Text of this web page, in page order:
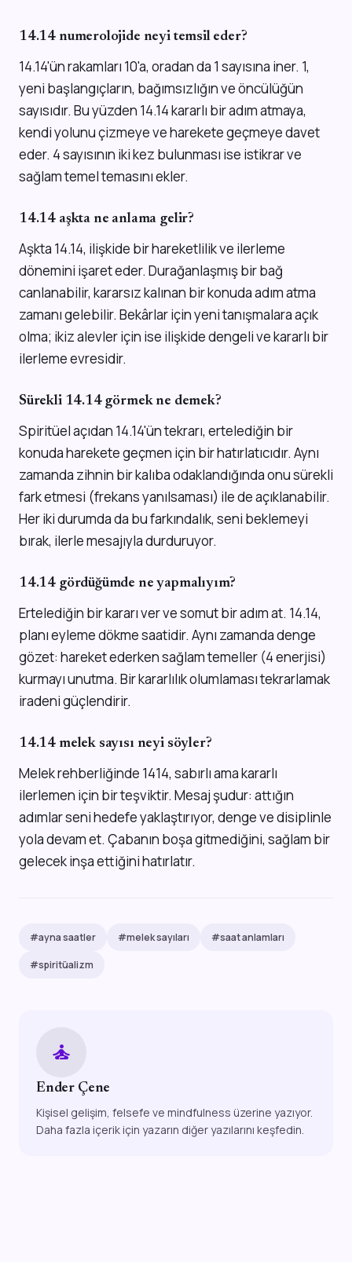
14.14 numerolojide neyi temsil eder?
14.14'ün rakamları 10'a, oradan da 1 sayısına iner. 1,
yeni başlangıçların, bağımsızlığın ve öncülüğün
sayısıdır. Bu yüzden 14.14 kararlı bir adım atmaya,
kendi yolunu çizmeye ve harekete geçmeye davet
eder. 4 sayısının iki kez bulunması ise istikrar ve
sağlam temel temasını ekler.
14.14 aşkta ne anlama gelir?
Aşkta 14.14, ilişkide bir hareketlilik ve ilerleme
dönemini işaret eder. Durağanlaşmış bir bağ
canlanabilir, kararsız kalınan bir konuda adım atma
zamanı gelebilir. Bekârlar için yeni tanışmalara açık
olma; ikiz alevler için ise ilişkide dengeli ve kararlı bir
ilerleme evresidir.
Sürekli 14.14 görmek ne demek?
Spiritüel açıdan 14.14'ün tekrarı, ertelediğin bir
konuda harekete geçmen için bir hatırlatıcıdır. Aynı
zamanda zihnin bir kalıba odaklandığında onu sürekli
fark etmesi (frekans yanılsaması) ile de açıklanabilir.
Her iki durumda da bu farkındalık, seni beklemeyi
bırak, ilerle mesajıyla durduruyor.
14.14 gördüğümde ne yapmalıyım?
Ertelediğin bir kararı ver ve somut bir adım at. 14.14,
planı eyleme dökme saatidir. Aynı zamanda denge
gözet: hareket ederken sağlam temeller (4 enerjisi)
kurmayı unutma. Bir kararlılık olumlaması tekrarlamak
iradeni güçlendirir.
14.14 melek sayısı neyi söyler?
Melek rehberliğinde 1414, sabırlı ama kararlı
ilerlemen için bir teşviktir. Mesaj şudur: attığın
adımlar seni hedefe yaklaştırıyor, denge ve disiplinle
yola devam et. Çabanın boşa gitmediğini, sağlam bir
gelecek inşa ettiğini hatırlatır.
#ayna saatler #melek sayıları #saat anlamları
#spiritüalizm
self_improvement
Ender Çene
Kişisel gelişim, felsefe ve mindfulness üzerine yazıyor.
Daha fazla içerik için yazarın diğer yazılarını keşfedin.